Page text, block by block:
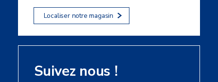
Localiser notre magasin
Suivez nous !